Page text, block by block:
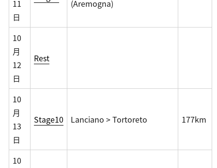
11
日
(Aremogna)
10
月
12
日
Rest
10
月
13
日
Stage10 Lanciano > Tortoreto 177km
10